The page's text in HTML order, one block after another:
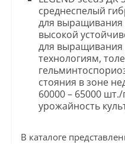
среднеспелый
для выращивания
высокой
для
технологиям,
стояния в зоне
60000 – 65000
урожайность
В каталоге